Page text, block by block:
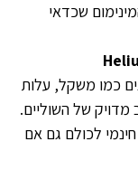
שכדאי
כמו משקל, עלות
מדויק של השוליים.
לכולם גם אם